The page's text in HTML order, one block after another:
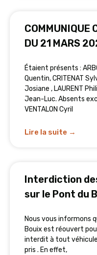
COMMUNIQUE
DU 21 MARS
Étaient présents :
Quentin, CRITENAT
Josiane , LAURENT
Jean-Luc. Absents
VENTALON Cyril
Lire la suite →
Interdiction
sur le Pont du
Nous vous informons
Bouix est réouvert
interdit à tout
pris . En effet,